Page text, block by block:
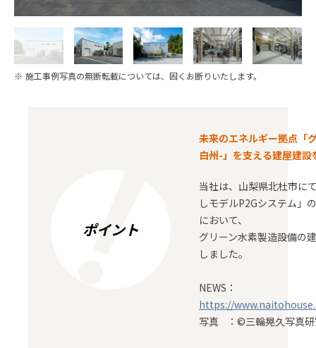
※ 施工事例写真の無断転載については、固くお断りいたします。
ポイント
未来のエネルギー拠点「
白州-」を支える建屋建設
当社は、山梨県北杜市に
しモデルP2Gシステム」
において、
グリーン水素製造設備の
しました。
NEWS：
https://
写真 ：©三輪晃久写真研